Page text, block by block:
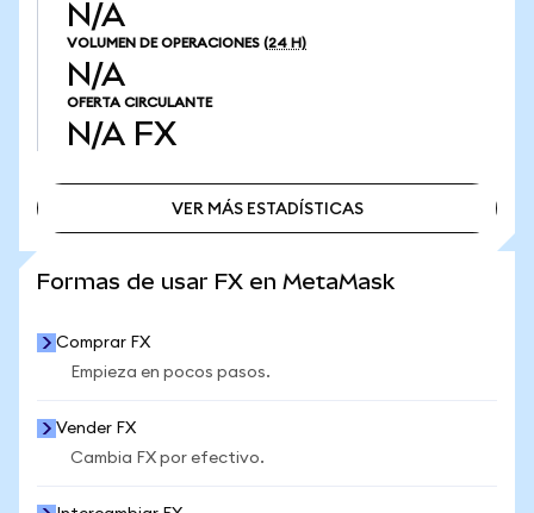
N/A
VOLUMEN DE OPERACIONES (24 H)
N/A
OFERTA CIRCULANTE
N/A FX
VER MÁS ESTADÍSTICAS
Formas de usar FX en MetaMask
Comprar FX
Empieza en pocos pasos.
Vender FX
Cambia FX por efectivo.